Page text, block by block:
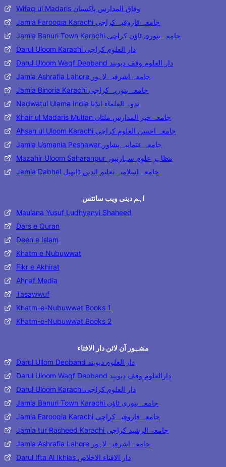
Wifaq ul Madaris وفاق المدارس پاکستان
Jamia Farooqia Karachi جامعہ فاروقیہ کراچی
Jamia Banuri Town Karachi جامعہ بنوری ٹاؤن کراچی
Darul Uloom Karachi دار العلوم کراچی
Darul Uloom Waqf Deoband دار العلوم وقف دیوبند
Jamia Ashrafia Lahore جامعہ اشرفیہ لاہور
Jamia Binoria Karachi جامعہ بنوریہ کراچی
Nadwatul Ulama India ندوۃ العلماء انڈیا
Khair ul Madaris Multan جامعہ خیر المدارس ملتان
Ahsan ul Uloom Karachi جامعہ احسن العلوم کراچی
Jamia Usmania Peshawar جامعہ عثمانیہ پشاور
Mazahir Uloom Saharanpur مظاہر علوم سہارنپور
Jamia Dabhel جامعہ اسلامیہ تعلیم الدین ڈابھیل
اہم دینی ویب سائٹس
Maulana Yusuf Ludhyanvi Shaheed
Dars e Quran
Deen e Islam
Khatm e Nubuwwat
Fikr e Akhirat
Ahnaf Media
Tasawwuf
Khatm-e-Nubuwwat Books 1
Khatm-e-Nubuwwat Books 2
مشہور آن لائن دار الافتاء
Darul Ullom Deoband دار العلوم دیوبند
Darul Uloom Waqf Deoband دارالعلوم وقف دیوبند
Darul Uloom Karachi دار العلوم کراچی
Jamia Banuri Town Karachi جامعہ بنوری ٹاؤن
Jamia Farooqia Karachi جامعہ فاروقیہ کراچی
Jamia tur Rasheed Karachi جامعۃ الرشید کراچی
Jamia Ashrafia Lahore جامعہ اشرفیہ لاہور
Darul Ifta Al Ikhlas دار الافتاء الاخلاص